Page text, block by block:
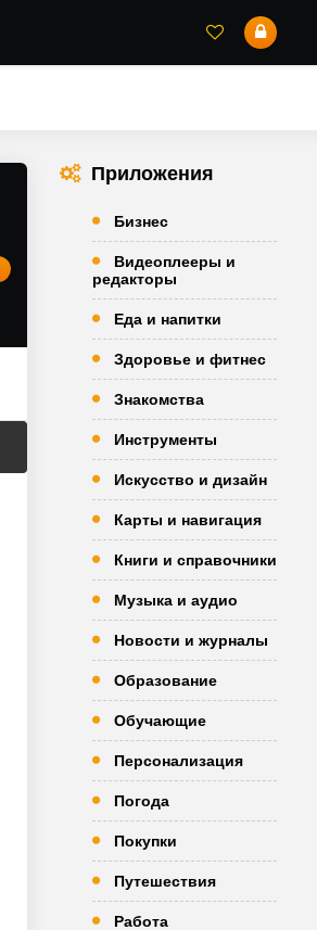
Приложения
Бизнес
Видеоплееры и
редакторы
Еда и напитки
Здоровье и фитнес
Знакомства
Инструменты
Искусство и дизайн
Карты и навигация
Книги и справочники
Музыка и аудио
Новости и журналы
Образование
Обучающие
Персонализация
Погода
Покупки
Путешествия
Работа